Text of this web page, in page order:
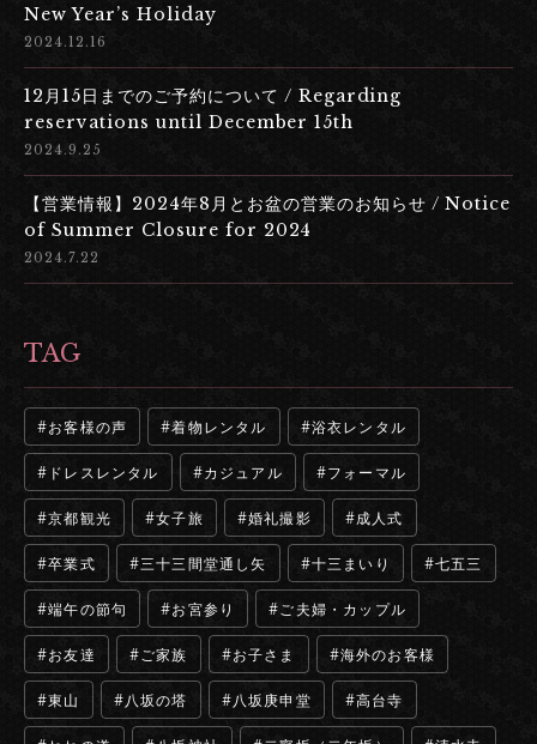
New Year’s Holiday
2024.12.16
12月15日までのご予約について / Regarding
reservations until December 15th
2024.9.25
【営業情報】2024年8月とお盆の営業のお知らせ / Notice
of Summer Closure for 2024
2024.7.22
TAG
お客様の声 着物レンタル 浴衣レンタル
ドレスレンタル カジュアル フォーマル
京都観光 女子旅 婚礼撮影 成人式
卒業式 三十三間堂通し矢 十三まいり 七五三
端午の節句 お宮参り ご夫婦・カップル
お友達 ご家族 お子さま 海外のお客様
東山 八坂の塔 八坂庚申堂 高台寺